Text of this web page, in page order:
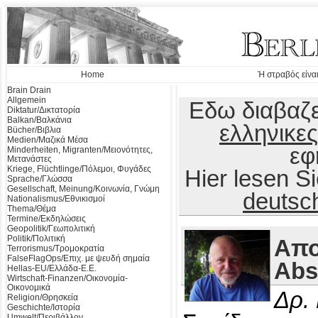
Home
Ή στραβός
Brain Drain
Allgemein
Diktatur/Δικτατορία
Balkan/Βαλκάνια
Bücher/Βιβλια
Medien/Μαζικά Μέσα
Minderheiten, Migranten/Μειονότητες,
Μετανάστες
Kriege, Flüchtlinge/Πόλεμοι, Φυγάδες
Sprache/Γλώσσα
Gesellschaft, Meinung/Κοινωνία, Γνώμη
Nationalismus/Εθνικισμοί
Thema/Θέμα
Termine/Εκδηλώσεις
Geopolitik/Γεωπολιτική
Politik/Πολιτική
Terrorismus/Τρομοκρατία
FalseFlagOps/Επιχ. με ψευδή σημαία
Hellas-EU/Ελλάδα-Ε.Ε.
Wirtschaft-Finanzen/Οικονομία-
Οικονομικά
Religion/Θρησκεία
Geschichte/Ιστορία
Εδω
ελληνικες
Hier lesen
Δρ.